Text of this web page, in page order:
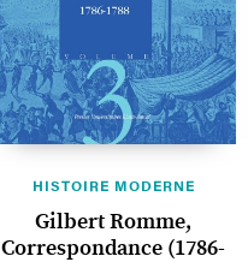
HISTOIRE MODERNE
Gilbert Romme,
Correspondance (1786-